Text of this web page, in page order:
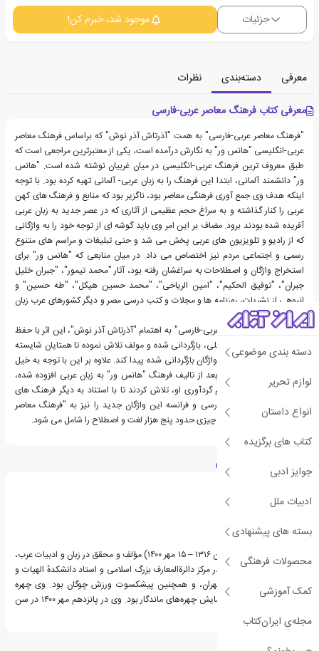
دسته بندی موضوعی
لوازم تحریر
انواع داستان
کتاب های برگزیده
جوایز ادبی
ادبیات ملل
بسته های پیشنهادی
محصولات فرهنگی
کمک آموزشی
مجله‌ی ایران‌کتاب
جزئیات موجود شد، خبرم کن!
معرفی دسته‌بندی
نظرات
معرفی کتاب فرهنگ معاصر عربی-فارسی
"فرهنگ معاصر عربی-فارسی" به همت "آذرتاش آذر نوش" که براساس فرهنگ معاصر
عربی-انگلیسی "هانس ور" به نگارش درآمده است، یکی از معتبرترین مراجعی است که
طبق معروف ترین فرهنگ عربی-انگلیسی در میان غربیان نوشته شده است. "هانس
ور" دانشمند آلمانی، ابتدا این فرهنگ را به زبان عربی- آلمانی تهیه کرده بود. با توجه
اینکه هدف وی جمع آوری فرهنگی معاصر بود، ناگزیر بود که منابع و فرهنگ های کهن
عربی را کنار گذاشته و به سراغ حجم عظیمی از آثاری که در عصر جدید به زبان عربی
آفریده شده بودند برود. مضاف بر این امر وی باید گوشه ای از توجه خود را به واژگانی
که از رادیو و تلویزیون های عربی پخش می شد و حتی تبلیغات و مراسم های متنوع
رسمی و اجتماعی مردم نیز اختصاص می داد. در میان منابعی که "هانس ور" برای
استخراج واژگان و اصطلاحات به سراغشان رفته بود، آثار "محمد تیمور"، "جبران خلیل
جبران"، "توفیق الحکیم"، "امین الریاحی"، "محمد حسین هیکل"، "طه حسین" و
انبوهی از نشریات، روزنامه ها و مجلات و کتب درسی مصر و دیگر کشورهای عرب زبان
به چشم می خورد.
اکنون در "فرهنگ معاصر عربی-فارسی" به اهتمام "آذرتاش آذر نوش"، این اثر با حفظ
چهارچوب های فرهنگ اصلی، بازگردانی شده و مولف تلاش نموده تا همتایان شایسته
ای را در زبان فارسی برای واژگان بازگردانی شده پیدا کند. علاوه بر این با توجه به خیل
عظیم واژگان جدیدی که بعد از تالیف فرهنگ "هانس ور" به زبان عربی افزوده شده،
"آذرتاش آذر نوش" و تیم گردآوری او، تلاش کردند تا با استناد به دیگر فرهنگ های
نوین عربی، انگلیسی، فارسی و فرانسه این واژگان جدید را نیز به "فرهنگ معاصر
عربی-فارسی" بیافزایند که چیزی حدود پنج هزار لغت و اصطلاح را شامل می شود.
درباره آذرتاش آذرنوش
آذرتاش آذرنوش (۲۹ بهمن ۱۳۱۶ – ۱۵ مهر ۱۴۰۰) مؤلف و محقق در زبان و ادبیات عرب،
مدیر بخش ادبیات عرب در مرکز دائرةالمعارف بزرگ اسلامی و استاد دانشکدهٔ الهیات و
معارف اسلامی دانشگاه تهران، و همچنین پیشکسوت ورزش چوگان بود. وی چهره
ماندگار ادبیات عرب در همایش چهره‌های ماندگار بود. وی در پانزدهم مهر ۱۴۰۰ در سن
۸۴ سالگی درگذشت.